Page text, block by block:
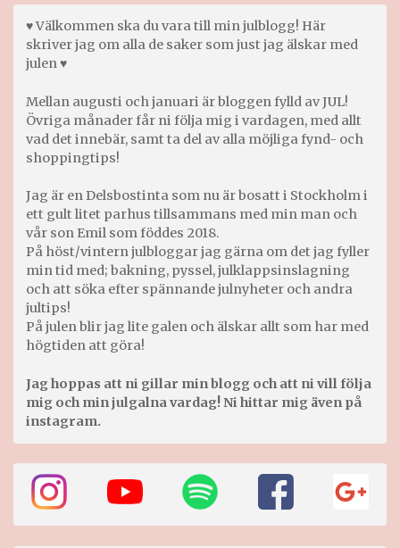
♥ Välkommen ska du vara till min julblogg! Här
skriver jag om alla de saker som just jag älskar med
julen ♥
Mellan augusti och januari är bloggen fylld av JUL!
Övriga månader får ni följa mig i vardagen, med allt
vad det innebär, samt ta del av alla möjliga fynd- och
shoppingtips!
Jag är en Delsbostinta som nu är bosatt i Stockholm i
ett gult litet parhus tillsammans med min man och
vår son Emil som föddes 2018.
På höst/vintern julbloggar jag gärna om det jag fyller
min tid med; bakning, pyssel, julklappsinslagning
och att söka efter spännande julnyheter och andra
jultips!
På julen blir jag lite galen och älskar allt som har med
högtiden att göra!
Jag hoppas att ni gillar min blogg och att ni vill följa
mig och min julgalna vardag! Ni hittar mig även på
instagram.